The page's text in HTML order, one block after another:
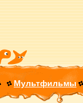
Мультфильмы